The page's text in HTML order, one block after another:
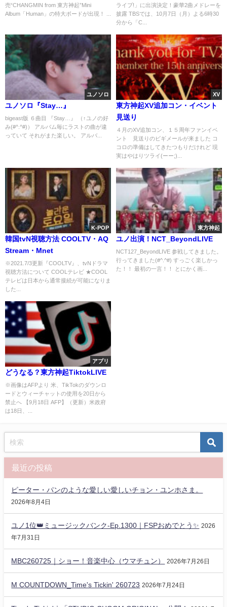
売“CHANGMIN from 東方神起”Mini
Album「Human」の特大ボードが出現！ ...
ライブ!」に出演決定！豪華2曲メドレーを
披露 TBSでは、10月7日（月）よる6時30
分から「C...
ユノソロ
ユノソロ『Stay…』
bigeast版 ６曲目 『Stay…』 （↑ユノの好
み(#^.^#)） アルバム毎にラストの曲が違
っていて それがまた楽しい。 アルバ...
XV
東方神起XV追加コン・イベント
見送り
４月のXV追加コン、１５周年ファンイベ
ント 見送りのビギメールが来ました コ
コロの準備はしてきたつもりだけれど 現
実はやはりツライ(ーー;)...
K-POP
韓国tvN視聴方法 COOLTV・AQ
Stream・Mnet
※2021.7/3更新『COOLTV』、tvNドラマ
視聴方法について COOLテレビ ★COOL
テレビは日本から通常接続が可能になりま
した...
東方神起
ユノ出演！NCT_BeyondLIVE
NCT127_BeyondLIVE 参戦してきました。
行ってきました(#^.^#) すっごく楽しかっ
た！！ 最初の一言！！ とにかく画...
アプリ
どうなる？東方神起TiktokLIVE
※画像はAFPより 米、TikTokのダウンロ
ードとウィーチャットの使用を20日から
禁止へ 【9月18日 AFP】（更新）米政府
は18日、...
最近の投稿
ピーター・パンのような愛しい愛しいチョン・ユンホさま。
2026年8月4日
ユノ1位👑ミュージックバンク-Ep.1300｜FSPおめでとう✨️ 2026
年7月31日
MBC260725｜ショー！音楽中心（ウマチュン） 2026年7月26日
M COUNTDOWN_Time's Tickin' 260723 2026年7月24日